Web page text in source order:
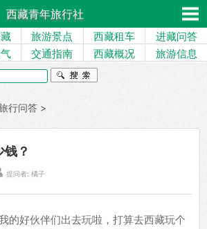
西藏青年旅行社
旅游景点 西藏租车
进藏问答
交通指南 西藏概况 旅游信息
行问答 >
钱？
提问者: 橘子
的好伙伴们出去玩啦，打算去西藏玩个